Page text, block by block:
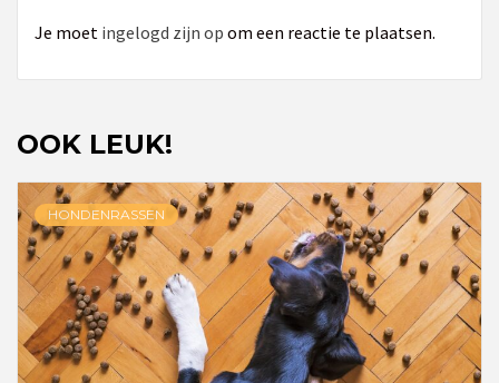
Je moet ingelogd zijn op om een reactie te plaatsen.
OOK LEUK!
HONDENRASSEN